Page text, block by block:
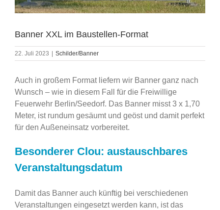
Banner XXL im Baustellen-Format
22. Juli 2023 Schilder/Banner
Auch in großem Format liefern wir Banner ganz nach
Wunsch – wie in diesem Fall für die Freiwillige
Feuerwehr Berlin/Seedorf. Das Banner misst 3 x 1,70
Meter, ist rundum gesäumt und geöst und damit perfekt
für den Außeneinsatz vorbereitet.
Besonderer Clou: austauschbares
Veranstaltungsdatum
Damit das Banner auch künftig bei verschiedenen
Veranstaltungen eingesetzt werden kann, ist das